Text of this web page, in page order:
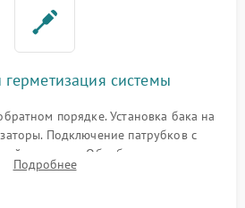
системы
порядке. Установка бака на
Подключение патрубков с
хомутами. Обработка стыков
возможных протечек воды.
Подробнее